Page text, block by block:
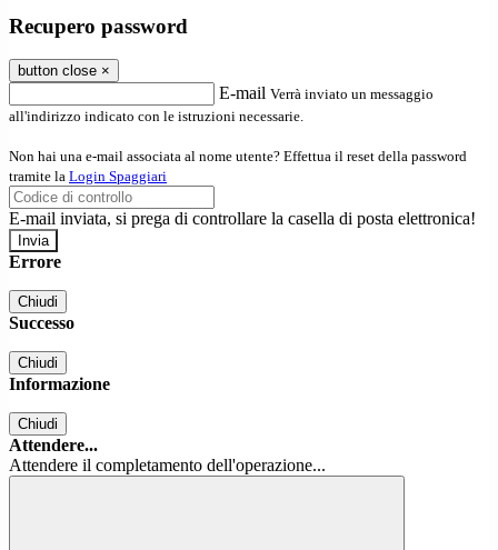
Recupero password
button close ×
E-mail Verrà inviato un messaggio
all'indirizzo indicato con le istruzioni necessarie.
Non hai una e-mail associata al nome utente? Effettua il reset della password
tramite la Login Spaggiari
E-mail inviata, si prega di controllare la casella di posta elettronica!
Errore
Chiudi
Successo
Chiudi
Informazione
Chiudi
Attendere...
Attendere il completamento dell'operazione...